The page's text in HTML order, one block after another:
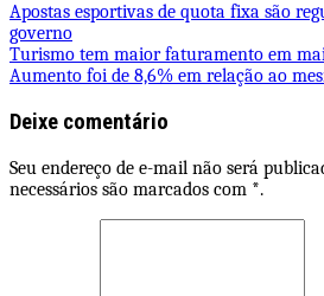
Apostas esportivas de quota fixa são
governo
Turismo tem maior faturamento em
Aumento foi de 8,6% em relação ao
Deixe comentário
Seu endereço de e-mail não será
necessários são marcados com *.